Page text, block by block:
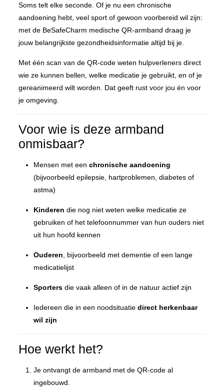
Soms telt elke seconde. Of je nu een chronische
aandoening hebt, veel sport of gewoon voorbereid wil zijn:
met de BeSafeCharm medische QR-armband draag je
jouw belangrijkste gezondheidsinformatie altijd bij je.
Met één scan van de QR-code weten hulpverleners direct
wie ze kunnen bellen, welke medicatie je gebruikt, en of je
gereanimeerd wilt worden. Dat geeft rust voor jou én voor
je omgeving.
Voor wie is deze armband
onmisbaar?
Mensen met een chronische aandoening
(bijvoorbeeld epilepsie, hartproblemen, diabetes of
astma)
Kinderen die nog niet weten welke medicatie ze
gebruiken of het telefoonnummer van hun ouders niet
uit hun hoofd kennen
Ouderen , bijvoorbeeld met dementie of een lange
medicatielijst
Sportersdie vaak alleen of in de natuur actief zijn
Iedereen die in een noodsituatie direct herkenbaar
wil zijn
Hoe werkt het?
Je ontvangt de armband met de QR-code al
ingebouwd.